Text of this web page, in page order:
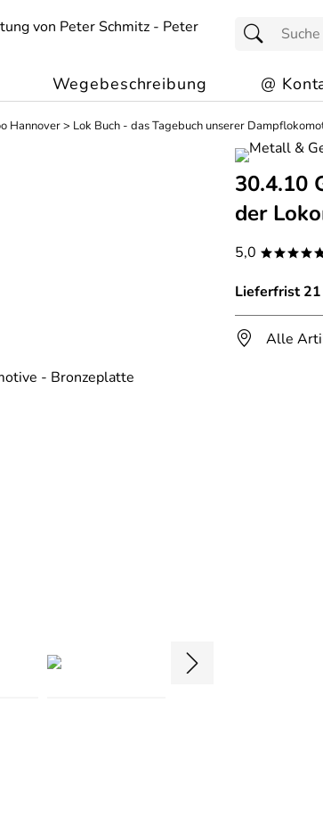
Wegebeschreibung @
Hannover> Lok Buch - das Tagebuch unserer
30.4.10
der
5,0
Lieferfrist
Alle